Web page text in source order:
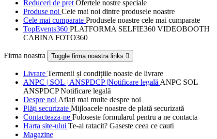
Reduceri de pret Ofertele nostre speciale
Produse noi Cele mai noi dintre produsele noastre
Cele mai cumparate Produsele noastre cele mai cumparate
TopEvents360 PLATFORMA SELFIE360 VIDEOBOOTH
CABINA FOTO360
Firma noastra Toggle firma noastra links 
Livrare Termenii și condițiile noaste de livrare
ANPC | SOL | ANSPDCP |Notificare legală ANPC SOL
ANSPDCP Notificare legală
Despre noi Aflați mai multe despre noi
Plăți securizate Mijloacele noastre de plată securizată
Contacteaza-ne Foloseste formularul pentru a ne contacta
Harta site-ului Te-ai ratacit? Gaseste ceea ce cauti
Magazine